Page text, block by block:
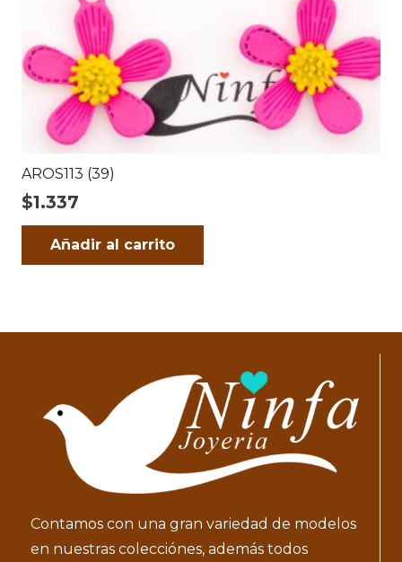
AROS113 (39)
$1.337
Añadir al carrito
Contamos con una gran variedad de modelos
en nuestras colecciónes, además todos